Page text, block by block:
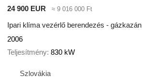
24 900 EUR
≈ 9 016 000 Ft
Ipari klíma vezérlő berendezés - gázkazán
2006
Teljesítmény 830 kW
Szlovákia